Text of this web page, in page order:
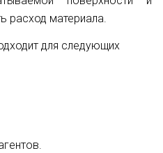
расход материала.
для следующих